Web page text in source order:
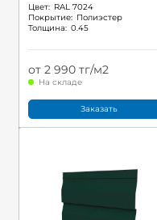
Цвет: RAL 7024
Покрытие: Полиэстер
Толщина: 0.45
от 2 990 тг/м2
На складе
Заказать